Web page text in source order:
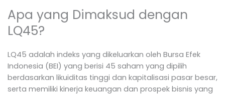
Apa yang Dimaksud dengan
LQ45?
LQ45 adalah indeks yang dikeluarkan oleh Bursa Efek
Indonesia (BEI) yang berisi 45 saham yang dipilih
berdasarkan likuiditas tinggi dan kapitalisasi pasar besar,
serta memiliki kinerja keuangan dan prospek bisnis yang